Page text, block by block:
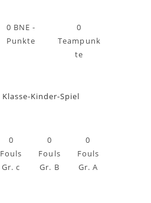
0 BNE -
Punkte
0
Teampunk
te
Klasse-Kinder-Spiel
0
Fouls
Gr. c
0
Fouls
Gr. B
0
Fouls
Gr. A